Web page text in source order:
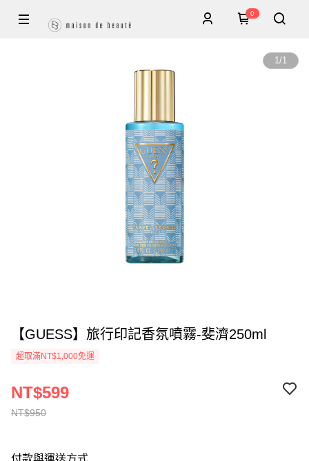
0
1/1
【GUESS】旅行印記香氛噴霧-斐濟250ml
超取滿NT$1,000免運
NT$950
NT$599
付款與運送方式